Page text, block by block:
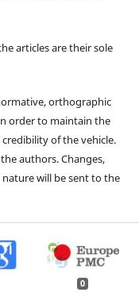
articles are their sole
orthographic
order to maintain the
of the vehicle.
authors. Changes,
will be sent to the
0